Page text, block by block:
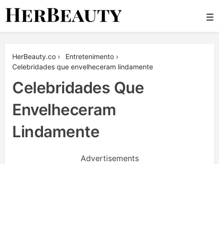
Skip
☰
HerBeauty.co › Entretenimento ›
Celebridades que envelheceram lindamente
Celebridades Que
Envelheceram
Lindamente
Advertisements